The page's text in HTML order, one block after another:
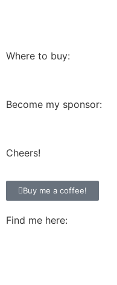
Where to buy:
Become my sponsor:
Cheers!
Buy me a coffee!
Find me here: